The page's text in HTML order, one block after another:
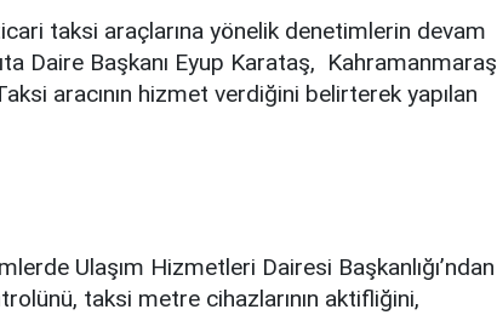
taksi araçlarına yönelik denetimlerin devam
Daire Başkanı Eyup Karataş, Kahramanmaraş
aracının hizmet verdiğini belirterek yapılan
Ulaşım Hizmetleri Dairesi Başkanlığı’ndan
taksi metre cihazlarının aktifliğini,